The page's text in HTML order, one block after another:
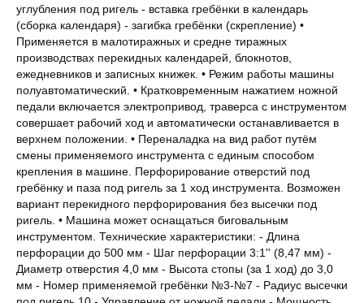
углубления под ригель - вставка гребёнки в календарь
(сборка календаря) - загибка гребёнки (скрепление) •
Применяется в малотиражных и средне тиражных
производствах перекидных календарей, блокнотов,
ежедневников и записных книжек. • Режим работы машины
полуавтоматический. • Кратковременным нажатием ножной
педали включается электропривод, траверса с инструментом
совершает рабочий ход и автоматически останавливается в
верхнем положении. • Переналадка на вид работ путём
смены применяемого инструмента с единым способом
крепления в машине. Перфорирование отверстий под
гребёнку и паза под ригель за 1 ход инструмента. Возможен
вариант перекидного перфорирования без высечки под
ригель. • Машина может оснащаться биговальным
инструментом. Технические характеристики: - Длина
перфорации до 500 мм - Шаг перфорации 3:1'' (8,47 мм) -
Диаметр отверстия 4,0 мм - Высота стопы (за 1 ход) до 3,0
мм - Номер применяемой гребёнки №3-№7 - Радиус высечки